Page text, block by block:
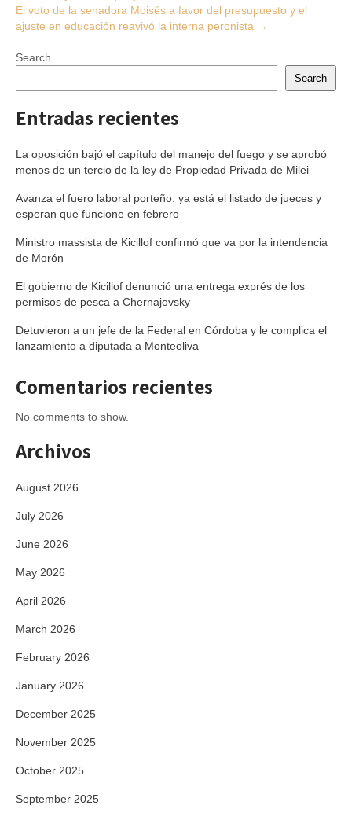
El voto de la senadora Moisés a favor del presupuesto y el
ajuste en educación reavivó la interna peronista →
Search
Search
Entradas recientes
La oposición bajó el capítulo del manejo del fuego y se aprobó
menos de un tercio de la ley de Propiedad Privada de Milei
Avanza el fuero laboral porteño: ya está el listado de jueces y
esperan que funcione en febrero
Ministro massista de Kicillof confirmó que va por la intendencia
de Morón
El gobierno de Kicillof denunció una entrega exprés de los
permisos de pesca a Chernajovsky
Detuvieron a un jefe de la Federal en Córdoba y le complica el
lanzamiento a diputada a Monteoliva
Comentarios recientes
No comments to show.
Archivos
August 2026
July 2026
June 2026
May 2026
April 2026
March 2026
February 2026
January 2026
December 2025
November 2025
October 2025
September 2025